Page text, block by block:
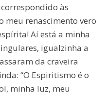
às
meu renascimento vero
Aí está a minha
igualzinha a
da craveira
“O Espiritismo é o
minha luz, meu